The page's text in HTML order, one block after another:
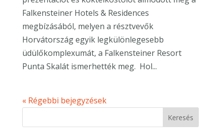
Falkensteiner Hotels & Residences
megbízásából, melyen a résztvevők
Horvátország egyik legkülönlegesebb
üdülőkomplexumát, a Falkensteiner Resort
Punta Skalát ismerhették meg. Hol...
« Régebbi bejegyzések
Keresés